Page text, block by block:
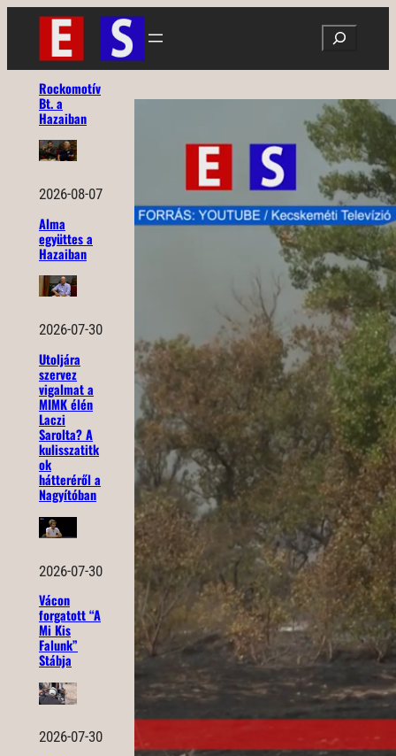
Ugrás
tartalomhoz
Search
Rockomotív
Bt. a
Hazaiban
2026-08-07
Alma
együttes a
Hazaiban
2026-07-30
Utoljára
szervez
vigalmat a
MIMK élén
Laczi
Sarolta? A
kulisszatitk
ok
hátteréről a
Nagyítóban
2026-07-30
Vácon
forgatott “A
Mi Kis
Falunk”
Stábja
2026-07-30